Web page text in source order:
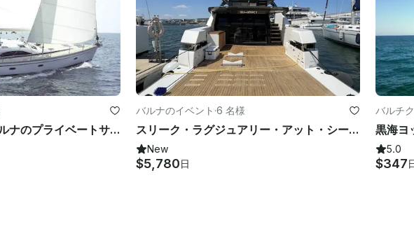
プロセッコ付きヴァルナのプライベートサンセットヨットクルーズ — ラグジュアリー体験
バルナのイベント ·6 名様
スリーク・ラグジュアリー・アット・シー：チャーター・ザ・ボールド・アンド・イノベーティブ・ブルーゲーム BGX63
New
$5,780日
バルチ
黒海ヨ
5.0
$347